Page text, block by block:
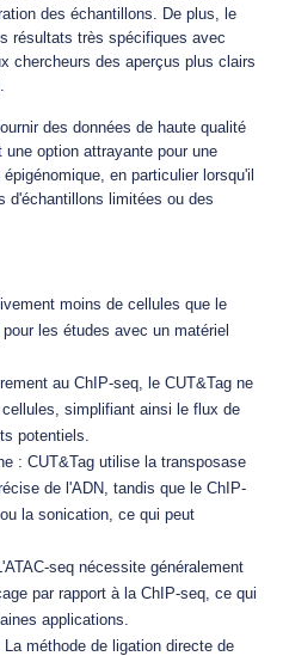
des échantillons. De plus, le
résultats très spécifiques avec
chercheurs des aperçus plus clairs
des données de haute qualité
option attrayante pour une
en particulier lorsqu'il
d'échantillons limitées ou des
moins de cellules que le
les études avec un matériel
au ChIP-seq, le CUT&Tag ne
simplifiant ainsi le flux de
potentiels.
: CUT&Tag utilise la transposase
de l'ADN, tandis que le ChIP-
la sonication, ce qui peut
seq nécessite généralement
par rapport à la ChIP-seq, ce qui
applications.
méthode de ligation directe de